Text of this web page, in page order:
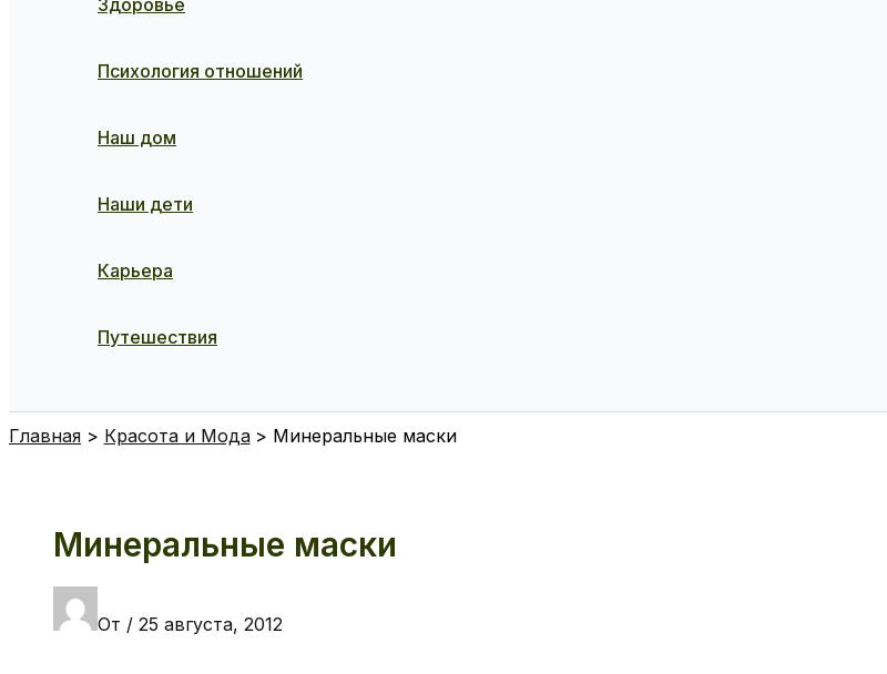
Здоровье
Психология отношений
Наш дом
Наши дети
Карьера
Путешествия
Главная Красота и Мода Минеральные маски
Минеральные маски
От / 25 августа, 2012